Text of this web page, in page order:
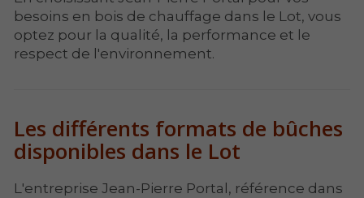
besoins en bois de chauffage dans le Lot, vous
optez pour la qualité, la performance et le
respect de l'environnement.
Les différents formats de bûches
disponibles dans le Lot
L'entreprise Jean-Pierre Portal, référence dans